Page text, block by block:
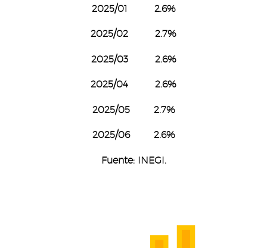
2025/01 2.6%
2025/02 2.7%
2025/03 2.6%
2025/04 2.6%
2025/05 2.7%
2025/06 2.6%
Fuente: INEGI.